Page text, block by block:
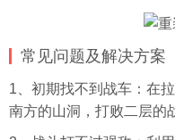
常见问题及解决方案
1、初期找不到战车：在
南方的山洞，打败二层的